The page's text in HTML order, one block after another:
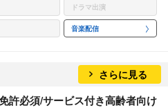
ドラマ出演
音楽配信
さらに見る
許必須/サービス付き高齢者向け